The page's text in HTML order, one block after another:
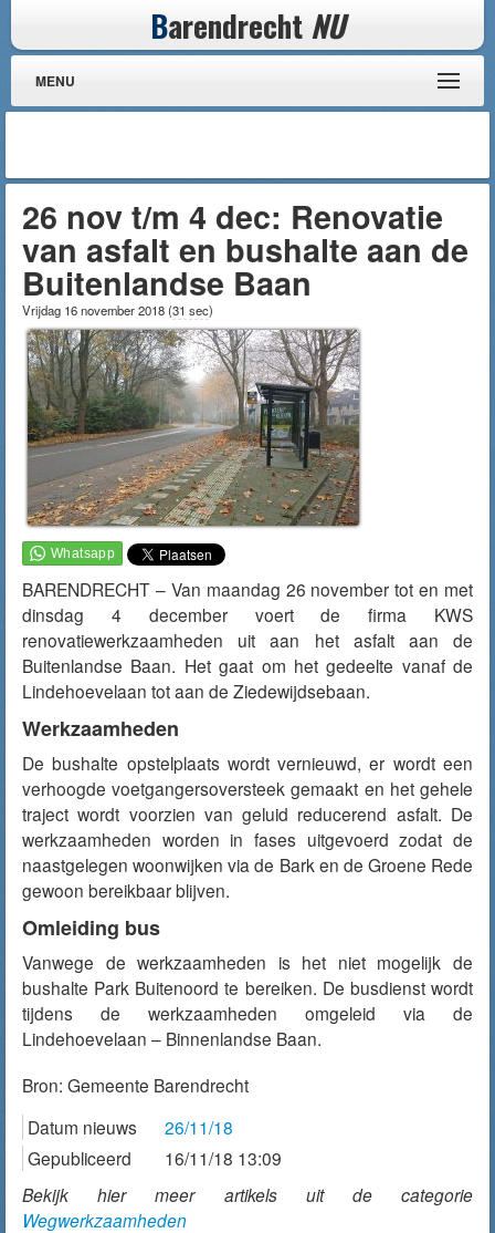
Barendrecht NU
MENU
26 nov t/m 4 dec: Renovatie
van asfalt en bushalte aan de
Buitenlandse Baan
Vrijdag 16 november 2018(31 sec)
BARENDRECHT – Van maandag 26 november tot en met
dinsdag 4 december voert de firma KWS
renovatiewerkzaamheden uit aan het asfalt aan de
Buitenlandse Baan. Het gaat om het gedeelte vanaf de
Lindehoevelaan tot aan de Ziedewijdsebaan.
Werkzaamheden
De bushalte opstelplaats wordt vernieuwd, er wordt een
verhoogde voetgangersoversteek gemaakt en het gehele
traject wordt voorzien van geluid reducerend asfalt. De
werkzaamheden worden in fases uitgevoerd zodat de
naastgelegen woonwijken via de Bark en de Groene Rede
gewoon bereikbaar blijven.
Omleiding bus
Vanwege de werkzaamheden is het niet mogelijk de
bushalte Park Buitenoord te bereiken. De busdienst wordt
tijdens de werkzaamheden omgeleid via de
Lindehoevelaan – Binnenlandse Baan.
Bron: Gemeente Barendrecht
Datum nieuws
26/11/18
Gepubliceerd
16/11/18 13:09
Bekijk hier meer artikels uit de categorie
Wegwerkzaamheden